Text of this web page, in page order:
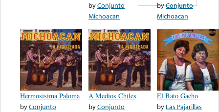
byConjunto
Michoacan
byConjunto
Michoacan
Hermosisima Paloma
byConjunto
A Medios Chiles
byConjunto
El Bato Gacho
by Las Pajarillas